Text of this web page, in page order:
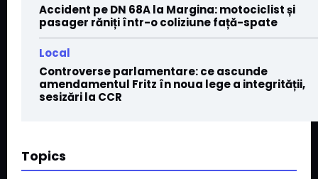
Accident pe DN 68A la Margina: motociclist și
pasager răniți într-o coliziune față-spate
Local
Controverse parlamentare: ce ascunde
amendamentul Fritz în noua lege a integrității,
sesizări la CCR
Topics